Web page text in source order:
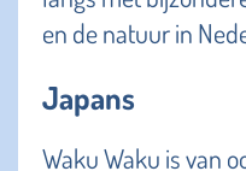
en de natuur in
Japans
Waku Waku is van